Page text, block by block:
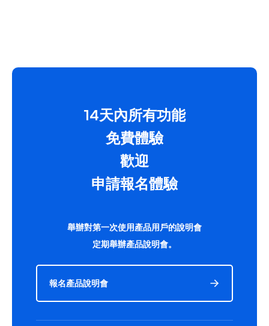
14天內所有功能
免費體驗
歡迎
申請報名體驗
舉辦對第一次使用產品用戶的說明會
定期舉辦產品說明會。
報名產品說明會